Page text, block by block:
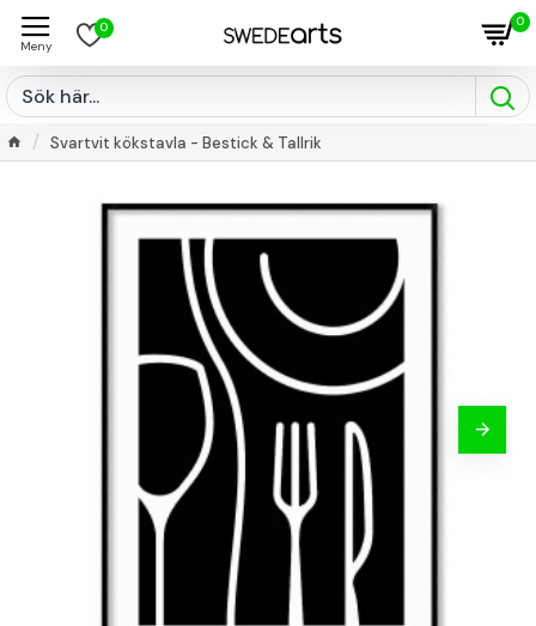
0 0
Svartvit kökstavla - Bestick & Tallrik